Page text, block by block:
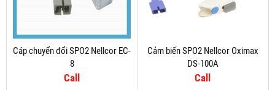
Cáp chuyển đổi SPO2 Nellcor EC-
8
Call
Cảm biến SPO2 Nellcor Oximax
DS-100A
Call